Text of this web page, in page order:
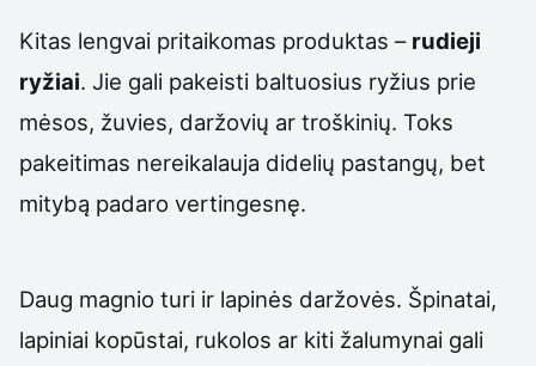
Kitas lengvai pritaikomas produktas – rudieji
ryžiai. Jie gali pakeisti baltuosius ryžius prie
mėsos, žuvies, daržovių ar troškinių. Toks
pakeitimas nereikalauja didelių pastangų, bet
mitybą padaro vertingesnę.
Daug magnio turi ir lapinės daržovės. Špinatai,
lapiniai kopūstai, rukolos ar kiti žalumynai gali